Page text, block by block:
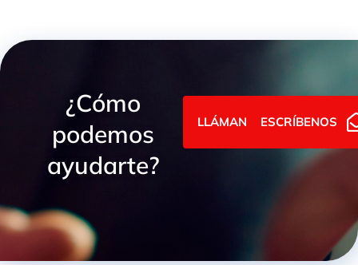
¿Cómo
podemos
ayudarte?
LLÁMANOSESCRÍBENOS